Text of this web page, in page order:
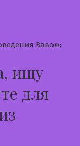
Вавож:
ищу
для